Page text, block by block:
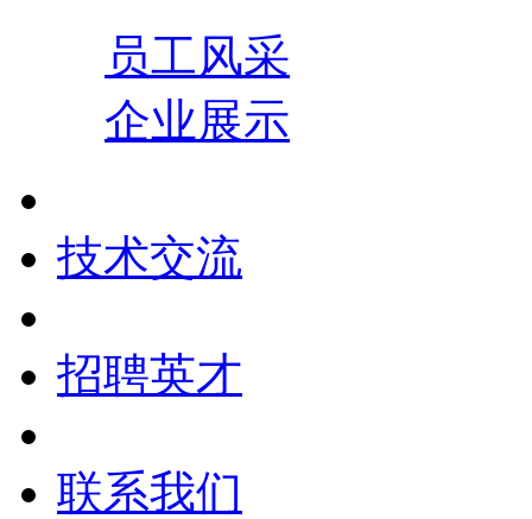
员工风采
企业展示
技术交流
招聘英才
联系我们